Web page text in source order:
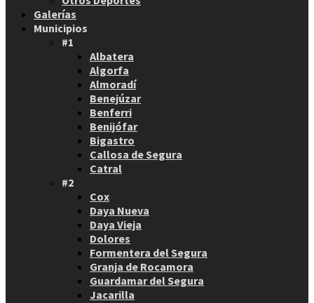
Galerías
Municipios
#1
Albatera
Algorfa
Almoradí
Benejúzar
Benferri
Benijófar
Bigastro
Callosa de Segura
Catral
#2
Cox
Daya Nueva
Daya Vieja
Dolores
Formentera del Segura
Granja de Rocamora
Guardamar del Segura
Jacarilla